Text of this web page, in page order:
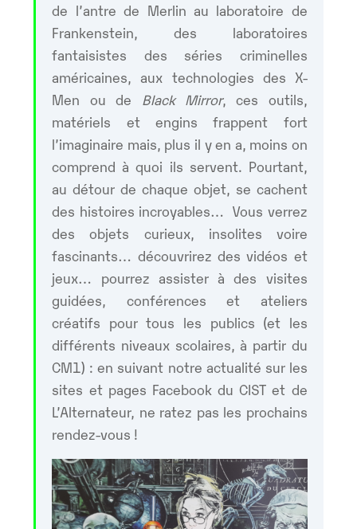
de l’antre de Merlin au laboratoire de
Frankenstein, des laboratoires
fantaisistes des séries criminelles
américaines, aux technologies des X-
Men ou de Black Mirror, ces outils,
matériels et engins frappent fort
l’imaginaire mais, plus il y en a, moins on
comprend à quoi ils servent. Pourtant,
au détour de chaque objet, se cachent
des histoires incroyables… Vous verrez
des objets curieux, insolites voire
fascinants… découvrirez des vidéos et
jeux… pourrez assister à des visites
guidées, conférences et ateliers
créatifs pour tous les publics (et les
différents niveaux scolaires, à partir du
CM1) : en suivant notre actualité sur les
sites et pages Facebook du CIST et de
L’Alternateur, ne ratez pas les prochains
rendez-vous !